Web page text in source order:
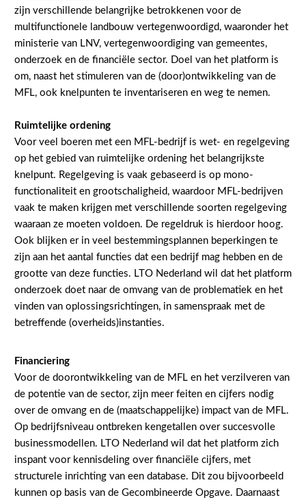
Geitenhouderij
Kalverhouderij
Konijnenhouderij
Melkveehouderij
Pluimveehouderij
Schapenhouderij
Varkenshouderij
Vleesveehouderij
Akkerbouw
Biologische Landbouw
Bollenteelt
Bomen, vaste planten en zomerbloemen
Glastuinbouw
Paddenstoelen
Vollegrondsgroente
Multifunctionele landbouw
Multifunctioneel
Vrouw en Bedrijf
Onderwerpen
Nieuws
Nieuwsabonnement
Webinars
LTO Nederland
Mensen
Bestuur en Directie
Medewerkers
Vakgroepbestuurders
Jaarverslag 2023
Pers
zijn verschillende belangrijke betrokkenen voor de
multifunctionele landbouw vertegenwoordigd, waaronder het
ministerie van LNV, vertegenwoordiging van gemeentes,
onderzoek en de financiële sector. Doel van het platform is
om, naast het stimuleren van de (door)ontwikkeling van de
MFL, ook knelpunten te inventariseren en weg te nemen.
Ruimtelijke ordening
Voor veel boeren met een MFL-bedrijf is wet- en regelgeving
op het gebied van ruimtelijke ordening het belangrijkste
knelpunt. Regelgeving is vaak gebaseerd is op mono-
functionaliteit en grootschaligheid, waardoor MFL-bedrijven
vaak te maken krijgen met verschillende soorten regelgeving
waaraan ze moeten voldoen. De regeldruk is hierdoor hoog.
Ook blijken er in veel bestemmingsplannen beperkingen te
zijn aan het aantal functies dat een bedrijf mag hebben en de
grootte van deze functies. LTO Nederland wil dat het platform
onderzoek doet naar de omvang van de problematiek en het
vinden van oplossingsrichtingen, in samenspraak met de
betreffende (overheids)instanties.
Financiering
Voor de doorontwikkeling van de MFL en het verzilveren van
de potentie van de sector, zijn meer feiten en cijfers nodig
over de omvang en de (maatschappelijke) impact van de MFL.
Op bedrijfsniveau ontbreken kengetallen over succesvolle
businessmodellen. LTO Nederland wil dat het platform zich
inspant voor kennisdeling over financiële cijfers, met
structurele inrichting van een database. Dit zou bijvoorbeeld
kunnen op basis van de Gecombineerde Opgave. Daarnaast